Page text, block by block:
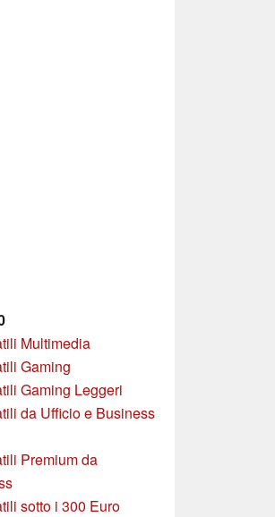
Multimedia
Gaming
Gaming Leggeri
da Ufficio e Business
Premium da
sotto i 300 Euro